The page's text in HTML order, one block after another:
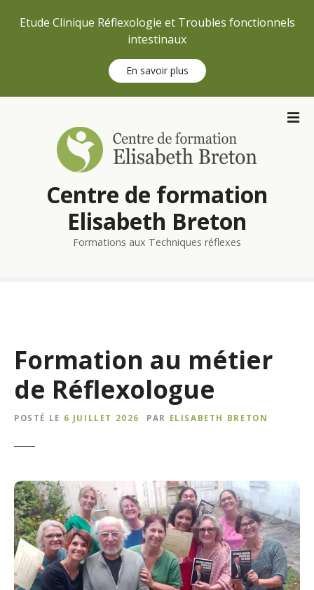
Etude Clinique Réflexologie et Troubles fonctionnels
intestinaux
En savoir plus
Centre de formation
Elisabeth Breton
Formations aux Techniques réflexes
Formation au métier
de Réflexologue
POSTÉ LE 6 JUILLET 2026 PAR ELISABETH BRETON